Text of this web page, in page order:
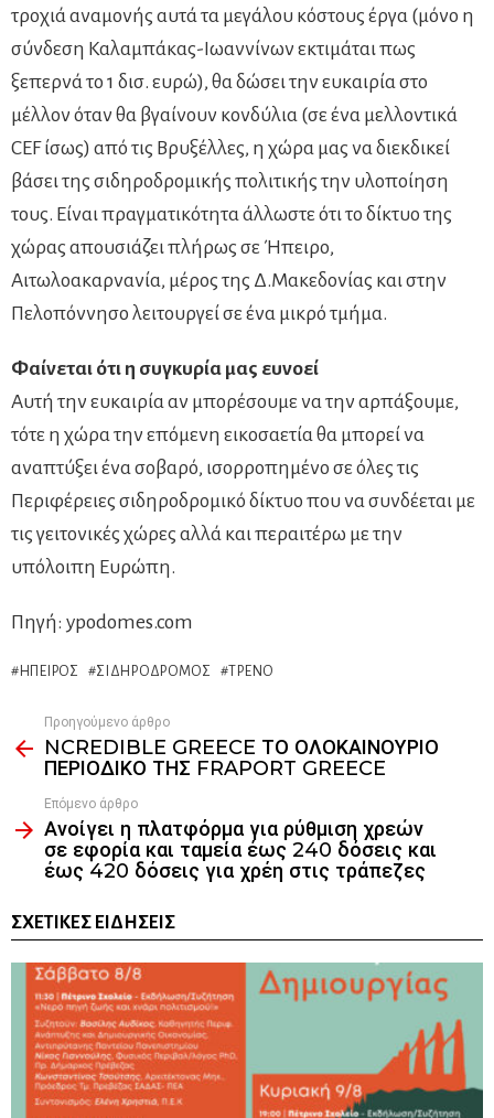
τροχιά αναμονής αυτά τα μεγάλου κόστους έργα (μόνο η
σύνδεση Καλαμπάκας-Ιωαννίνων εκτιμάται πως
ξεπερνά το 1 δισ. ευρώ), θα δώσει την ευκαιρία στο
μέλλον όταν θα βγαίνουν κονδύλια (σε ένα μελλοντικά
CEF ίσως) από τις Βρυξέλλες, η χώρα μας να διεκδικεί
βάσει της σιδηροδρομικής πολιτικής την υλοποίηση
τους. Είναι πραγματικότητα άλλωστε ότι το δίκτυο της
χώρας απουσιάζει πλήρως σε Ήπειρο,
Αιτωλοακαρνανία, μέρος της Δ.Μακεδονίας και στην
Πελοπόννησο λειτουργεί σε ένα μικρό τμήμα.
Φαίνεται ότι η συγκυρία μας ευνοεί
Αυτή την ευκαιρία αν μπορέσουμε να την αρπάξουμε,
τότε η χώρα την επόμενη εικοσαετία θα μπορεί να
αναπτύξει ένα σοβαρό, ισορροπημένο σε όλες τις
Περιφέρειες σιδηροδρομικό δίκτυο που να συνδέεται με
τις γειτονικές χώρες αλλά και περαιτέρω με την
υπόλοιπη Ευρώπη.
Πηγή: ypodomes.com
ΉΠΕΙΡΟΣ ΣΙΔΗΡΌΔΡΟΜΟΣ ΤΡΈΝΟ
more
Προηγούμενο άρθρο
NCREDIBLE GREECE ΤΟ ΟΛΟΚΑΙΝΟΥΡΙΟ
ΠΕΡΙΟΔΙΚΟ ΤΗΣ FRAPORT GREECE
Επόμενο άρθρο
Ανοίγει η πλατφόρμα για ρύθμιση χρεών
σε εφορία και ταμεία έως 240 δόσεις και
έως 420 δόσεις για χρέη στις τράπεζες
ΣΧΕΤΙΚΈΣ ΕΙΔΉΣΕΙΣ